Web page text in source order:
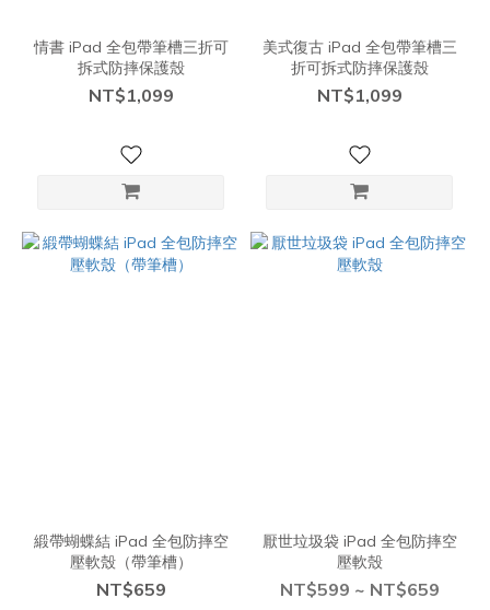
情書 iPad 全包帶筆槽三折可
拆式防摔保護殼
NT$1,099
美式復古 iPad 全包帶筆槽三
折可拆式防摔保護殼
NT$1,099
緞帶蝴蝶結 iPad 全包防摔空
壓軟殼（帶筆槽）
NT$659
厭世垃圾袋 iPad 全包防摔空
壓軟殼
NT$599 ~ NT$659